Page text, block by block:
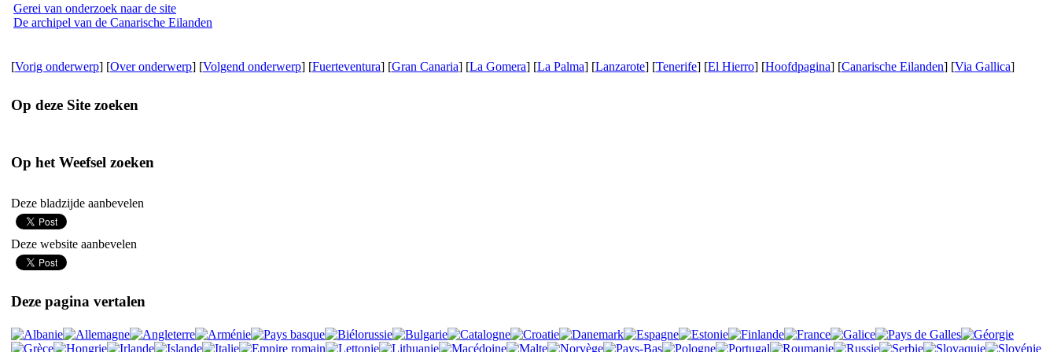
Gerei van onderzoek naar de site
De archipel van de Canarische Eilanden
[Vorig onderwerp] [Over onderwerp] [Volgend onderwerp] [Fuerteventura] [Gran Canaria] [La Gomera] [La Palma] [Lanzarote] [Tenerife] [El Hierro] [Hoofdpagina] [Canarische Eilanden] [Via Gallica]
Op deze Site zoeken
Op het Weefsel zoeken
Deze bladzijde aanbevelen
Deze website aanbevelen
Deze pagina vertalen